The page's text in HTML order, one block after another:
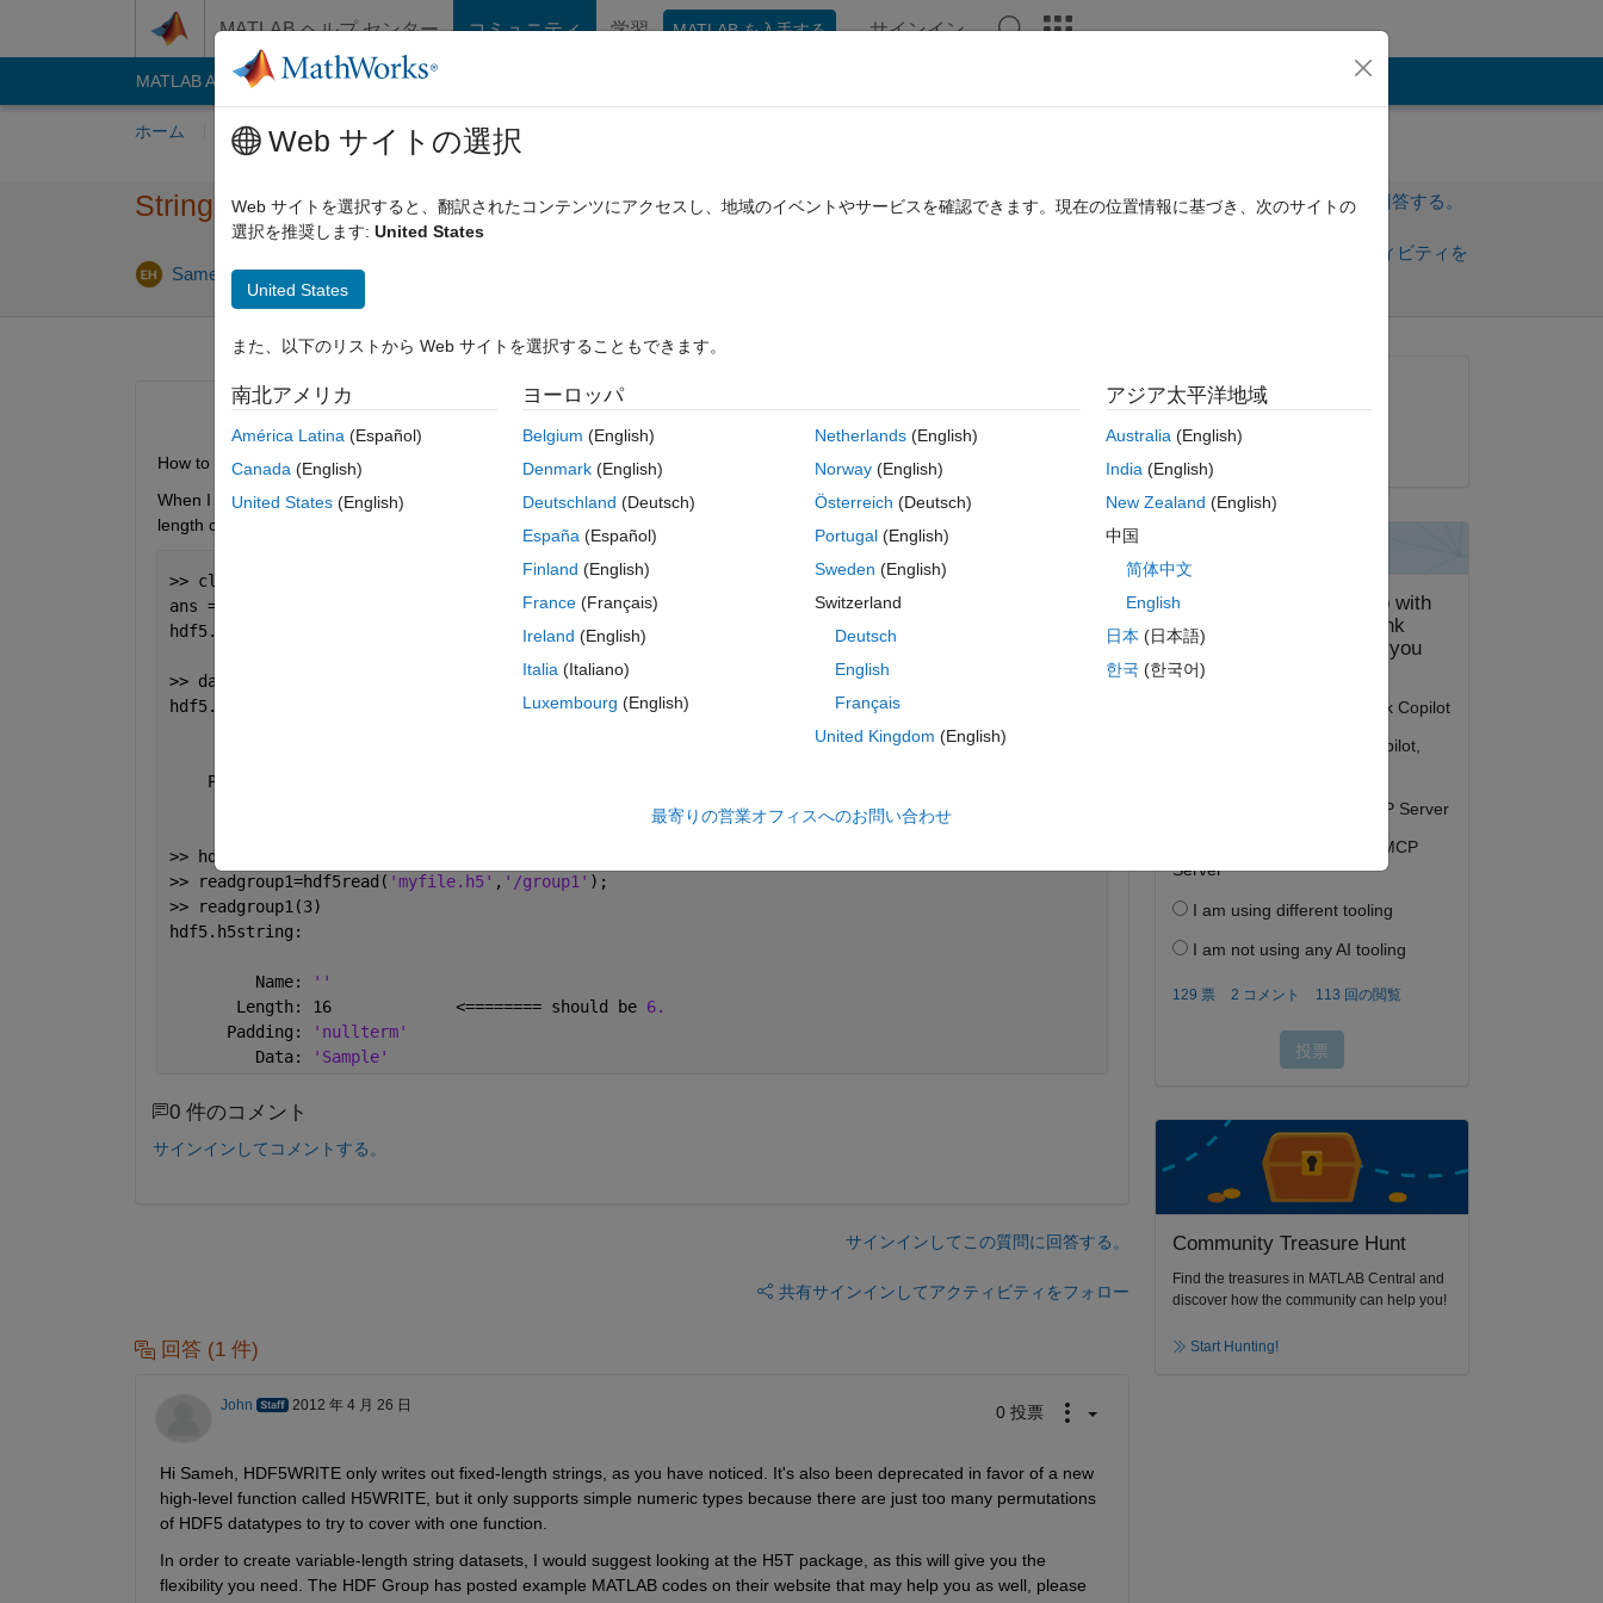
MATLAB ヘルプ センター コミュニティ 学習 MATLAB を入手する サインイン
MATLAB Answers File Exchange
ホーム 質問する 回答 閲覧 MATLAB に関する FAQ
String length Change when writing Hdf5.h5strings
Sameh Ahmed 2012 4 月 24
サインインしてこの質問に回答する。
サインインしてアクティビティを
0 投票
How to make sure that stings written to hdf5 file have a StringLength: variable?
When I write an array of hdf5.h5strings with variable length to file using hdf5write and then read it using hdf5read string
length change to that of the longest string in the structure.
>> class(data2)
ans =
hdf5.h5string
>> data2(3)
hdf5.h5string:
    Padding:
>> hdf5write(
>> readgroup1=hdf5read( 'myfile.h5' , '/group1' );
>> readgroup1(3)
hdf5.h5string:
         Name:
''
       Length: 16             <======== should be
6.
      Padding:
'nullterm'
         Data:
'Sample'
0 件のコメント
サインインしてコメントする。
サインインしてこの質問に回答する。
共有サインインしてアクティビティをフォロー
回答 (1 件)
John 2012 年 4 月 26 日 0 投票
Hi Sameh, HDF5WRITE only writes out fixed-length strings, as you have noticed. It's also been deprecated in favor of a new
high-level function called H5WRITE, but it only supports simple numeric types because there are just too many permutations
of HDF5 datatypes to try to cover with one function.
In order to create variable-length string datasets, I would suggest looking at the H5T package, as this will give you the
flexibility you need. The HDF Group has posted example MATLAB codes on their website that may help you as well, please
質問済み:
2012 年 4 月 24 日
Community Treasure Hunt
Find the treasures in MATLAB Central and
discover how the community can help you!
Start Hunting!
Web サイトの選択
Web サイトを選択すると、翻訳されたコンテンツにアクセスし、地域のイベントやサービスを確認できます。現在の位置情報に基づき、次のサイトの
選択を推奨します: United States
United States
また、以下のリストから Web サイトを選択することもできます。
南北アメリカ
América Latina (Español)
Canada (English)
United States (English)
ヨーロッパ
Belgium (English)
Denmark (English)
Deutschland (Deutsch)
España (Español)
Finland (English)
France (Français)
Ireland (English)
Italia (Italiano)
Luxembourg (English)
Netherlands(English)
Norway(English)
Österreich (Deutsch)
Portugal(English)
Sweden (English)
Switzerland
Deutsch
English
Français
United Kingdom (English)
アジア太平洋地域
Australia(English)
India(English)
New Zealand (English)
中国
简体中文
English
日本 (日本語)
한국 (한국어)
最寄りの営業オフィスへのお問い合わせ